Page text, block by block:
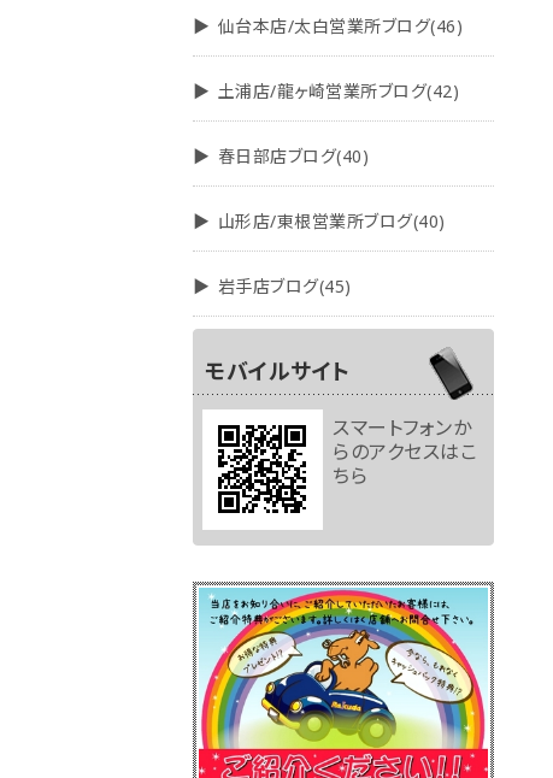
仙台本店/太白営業所ブログ(46)
土浦店/龍ヶ崎営業所ブログ(42)
春日部店ブログ(40)
山形店/東根営業所ブログ(40)
岩手店ブログ(45)
モバイルサイト
スマートフォンか
らのアクセスはこ
ちら